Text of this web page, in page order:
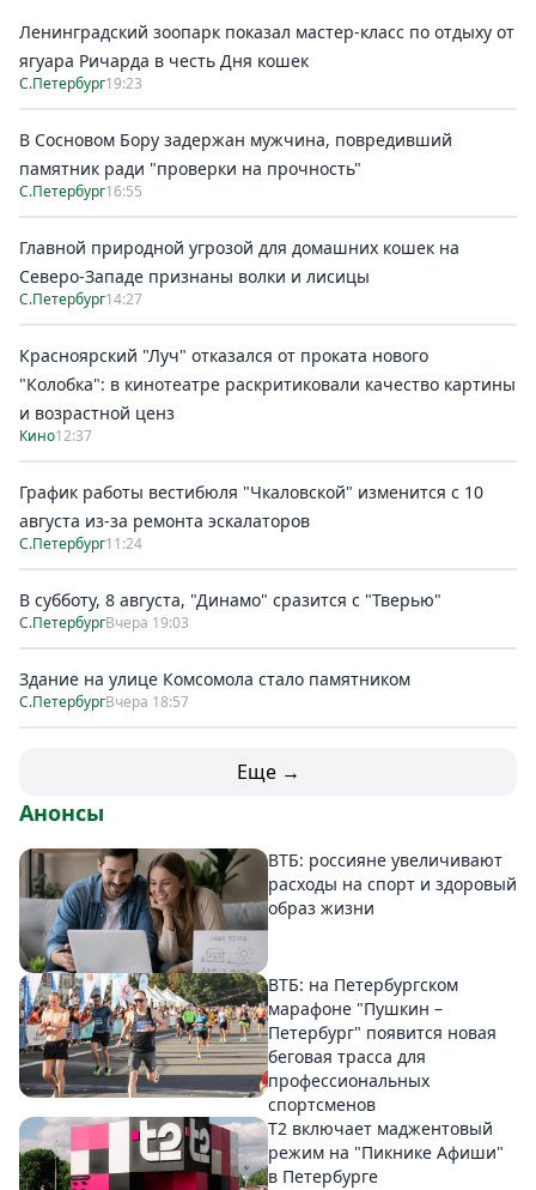
Ленинградский зоопарк показал мастер-класс по отдыху от
ягуара Ричарда в честь Дня кошек
С.Петербург19:23
В Сосновом Бору задержан мужчина, повредивший
памятник ради "проверки на прочность"
С.Петербург16:55
Главной природной угрозой для домашних кошек на
Северо-Западе признаны волки и лисицы
С.Петербург14:27
Красноярский "Луч" отказался от проката нового
"Колобка": в кинотеатре раскритиковали качество картины
и возрастной ценз
Кино12:37
График работы вестибюля "Чкаловской" изменится с 10
августа из-за ремонта эскалаторов
С.Петербург11:24
В субботу, 8 августа, "Динамо" сразится с "Тверью"
С.ПетербургВчера 19:03
Здание на улице Комсомола стало памятником
С.ПетербургВчера 18:57
Еще →
Анонсы
ВТБ: россияне увеличивают
расходы на спорт и здоровый
образ жизни
ВТБ: на Петербургском
марафоне "Пушкин –
Петербург" появится новая
беговая трасса для
профессиональных
спортсменов
Т2 включает маджентовый
режим на "Пикнике Афиши"
в Петербурге